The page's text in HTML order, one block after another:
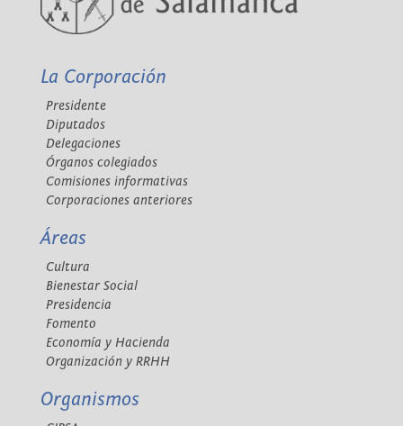
La Corporación
Presidente
Diputados
Delegaciones
Órganos colegiados
Comisiones informativas
Corporaciones anteriores
Áreas
Cultura
Bienestar Social
Presidencia
Fomento
Economía y Hacienda
Organización y RRHH
Organismos